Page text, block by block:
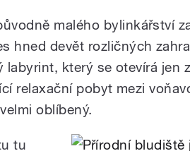
malého bylinkářství
hned devět rozličných
labyrint, který se otevírá jen
relaxační pobyt mezi
oblíbený.
tu